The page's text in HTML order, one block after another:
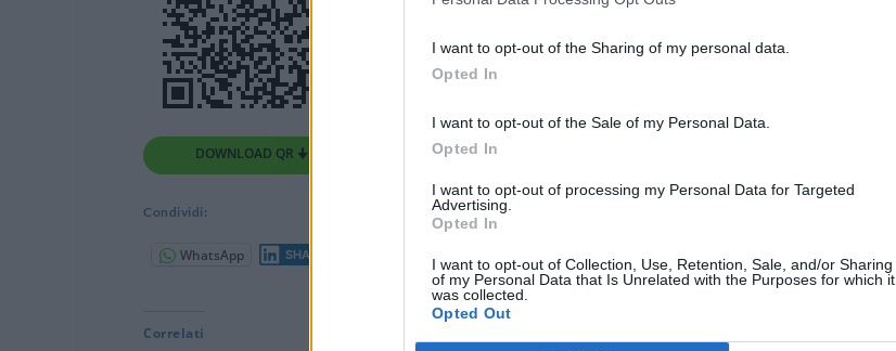
I want to opt-out of the Sharing of my personal data.
Opted In
I want to opt-out of the Sale of my Personal Data.
Opted In
I want to opt-out of processing my Personal Data for Targeted
Advertising.
Opted In
I want to opt-out of Collection, Use, Retention, Sale, and/or Sharing
of my Personal Data that Is Unrelated with the Purposes for which it
was collected.
Opted Out
DOWNLOAD QR 🠋
Condividi:
WhatsApp SHARE Stampa
Correlati